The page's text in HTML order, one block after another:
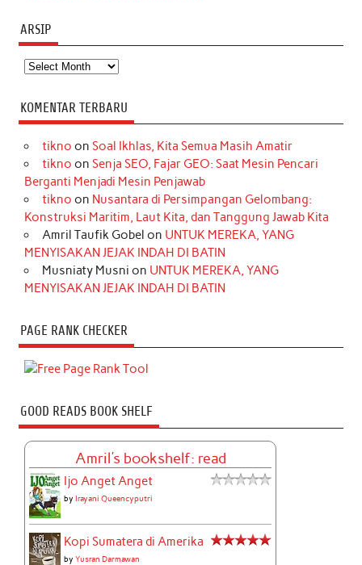
ARSIP
Arsip
KOMENTAR TERBARU
tikno on Soal Ikhlas, Kita Semua Masih Amatir
tikno on Senja SEO, Fajar GEO: Saat Mesin Pencari
Berganti Menjadi Mesin Penjawab
tikno on Nusantara di Persimpangan Gelombang:
Konstruksi Maritim, Laut Kita, dan Tanggung Jawab Kita
Amril Taufik Gobel on UNTUK MEREKA, YANG
MENYISAKAN JEJAK INDAH DI BATIN
Musniaty Musni on UNTUK MEREKA, YANG
MENYISAKAN JEJAK INDAH DI BATIN
PAGE RANK CHECKER
GOOD READS BOOK SHELF
Amril's bookshelf: read
Ijo Anget Anget
byIrayani Queencyputri
Kopi Sumatera di Amerika
byYusran Darmawan